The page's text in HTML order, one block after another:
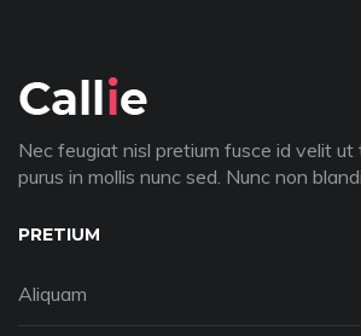
Nec feugiat nisl pretium fusce id velit ut
purus in mollis nunc sed. Nunc non
PRETIUM
Aliquam